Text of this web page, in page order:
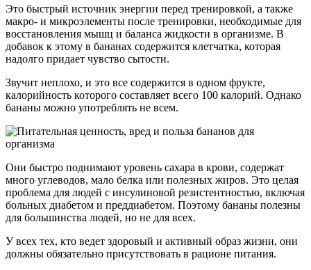
Это быстрый источник энергии перед тренировкой, а также
макро- и микроэлементы после тренировки, необходимые для
восстановления мышц и баланса жидкости в организме. В
добавок к этому в бананах содержится клетчатка, которая
надолго придает чувство сытости.
Звучит неплохо, и это все содержится в одном фрукте,
калорийность которого составляет всего 100 калорий. Однако
бананы можно употреблять не всем.
Они быстро поднимают уровень сахара в крови, содержат
много углеводов, мало белка или полезных жиров. Это целая
проблема для людей с инсулиновой резистентностью, включая
больных диабетом и преддиабетом. Поэтому бананы полезны
для большинства людей, но не для всех.
У всех тех, кто ведет здоровый и активный образ жизни, они
должны обязательно присутствовать в рационе питания.